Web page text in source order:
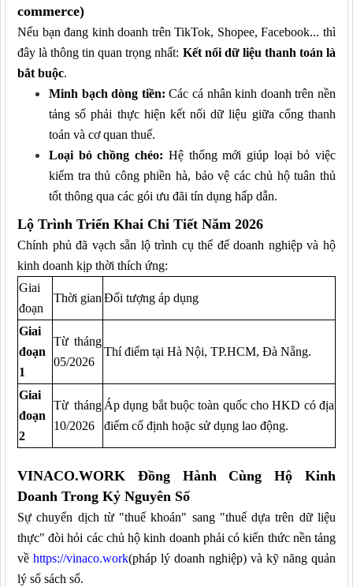
commerce)
Nếu bạn đang kinh doanh trên TikTok, Shopee, Facebook... thì
đây là thông tin quan trọng nhất: Kết nối dữ liệu thanh toán là
bắt buộc.
Minh bạch dòng tiền: Các cá nhân kinh doanh trên nền
tảng số phải thực hiện kết nối dữ liệu giữa cổng thanh
toán và cơ quan thuế.
Loại bỏ chồng chéo: Hệ thống mới giúp loại bỏ việc
kiểm tra thủ công phiền hà, bảo vệ các chủ hộ tuân thủ
tốt thông qua các gói ưu đãi tín dụng hấp dẫn.
Lộ Trình Triển Khai Chi Tiết Năm 2026
Chính phủ đã vạch sẵn lộ trình cụ thể để doanh nghiệp và hộ
kinh doanh kịp thời thích ứng:
Giai
đoạn
Thời gian Đối tượng áp dụng
Giai
đoạn
1
Từ tháng
05/2026
Thí điểm tại Hà Nội, TP.HCM, Đà Nẵng.
Giai
đoạn
2
Từ tháng
10/2026
Áp dụng bắt buộc toàn quốc cho HKD có địa
điểm cố định hoặc sử dụng lao động.
VINACO.WORK Đồng Hành Cùng Hộ Kinh
Doanh Trong Kỷ Nguyên Số
Sự chuyển dịch từ "thuế khoán" sang "thuế dựa trên dữ liệu
thực" đòi hỏi các chủ hộ kinh doanh phải có kiến thức nền tảng
về https://vinaco.work(pháp lý doanh nghiệp) và kỹ năng quản
lý sổ sách số.